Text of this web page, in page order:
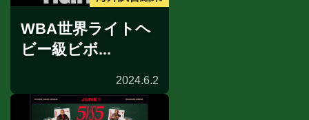
WBA世界ライトヘ
ビー級ビボ...
2024.6.2